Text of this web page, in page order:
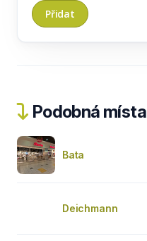
Podobná místa
Bata
Deichmann